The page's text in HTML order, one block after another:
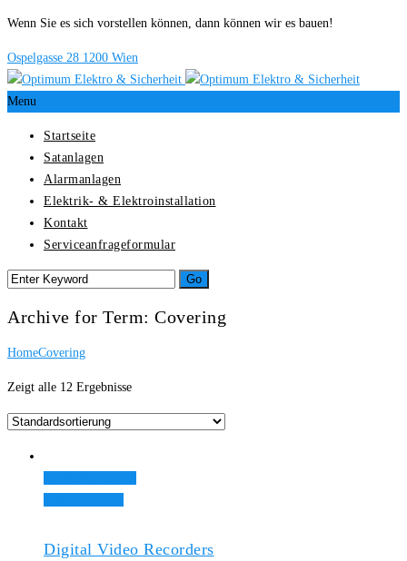
Wenn Sie es sich vorstellen können, dann können wir es bauen!
Ospelgasse 28 1200 Wien
Menu
Startseite
Satanlagen
Alarmanlagen
Elektrik- & Elektroinstallation
Kontakt
Serviceanfrageformular
Archive for Term: Covering
HomeCovering
Zeigt alle 12 Ergebnisse
Digital Video Recorders